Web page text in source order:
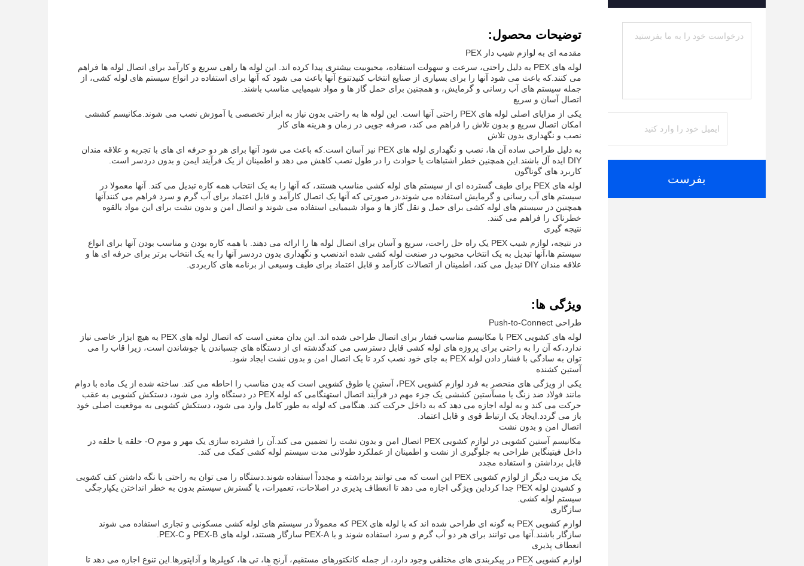
بفرست
توضیحات محصول:
مقدمه ای به لوازم شیب دار PEX
لوله های PEX به دلیل راحتی، سرعت و سهولت استفاده، محبوبیت بیشتری پیدا کرده اند. این لوله ها راهی سریع و کارآمد برای اتصال لوله ها فراهم
می کنند.که باعث می شود آنها را برای بسیاری از صنایع انتخاب کنیدتنوع آنها باعث می شود که آنها برای استفاده در انواع سیستم های لوله کشی، از
جمله سیستم های آب رسانی و گرمایش، و همچنین برای حمل گاز ها و مواد شیمیایی مناسب باشند.
اتصال آسان و سریع
یکی از مزایای اصلی لوله های PEX راحتی آنها است. این لوله ها به راحتی بدون نیاز به ابزار تخصصی یا آموزش نصب می شوند.مکانیسم کششی
امکان اتصال سریع و بدون تلاش را فراهم می کند، صرفه جویی در زمان و هزینه های کار
نصب و نگهداری بدون تلاش
به دلیل طراحی ساده آن ها، نصب و نگهداری لوله های PEX نیز آسان است.که باعث می شود آنها برای هر دو حرفه ای های با تجربه و علاقه مندان
DIY ایده آل باشند.این همچنین خطر اشتباهات یا حوادث را در طول نصب کاهش می دهد و اطمینان از یک فرآیند ایمن و بدون دردسر است.
کاربرد های گوناگون
لوله های PEX برای طیف گسترده ای از سیستم های لوله کشی مناسب هستند، که آنها را به یک انتخاب همه کاره تبدیل می کند. آنها معمولا در
سیستم های آب رسانی و گرمایش استفاده می شوند،در صورتی که آنها یک اتصال کارآمد و قابل اعتماد برای آب گرم و سرد فراهم می کنندآنها
همچنین در سیستم های لوله کشی برای حمل و نقل گاز ها و مواد شیمیایی استفاده می شوند و اتصال امن و بدون نشت برای این مواد بالقوه
خطرناک را فراهم می کنند.
نتیجه گیری
در نتیجه، لوازم شیب PEX یک راه حل راحت، سریع و آسان برای اتصال لوله ها را ارائه می دهند. با همه کاره بودن و مناسب بودن آنها برای انواع
سیستم ها،آنها تبدیل به یک انتخاب محبوب در صنعت لوله کشی شده اندنصب و نگهداری بدون دردسر آنها را به یک انتخاب برتر برای حرفه ای ها و
علاقه مندان DIY تبدیل می کند، اطمینان از اتصالات کارآمد و قابل اعتماد برای طیف وسیعی از برنامه های کاربردی.
ویژگی ها:
طراحی Push-to-Connect
لوله های کشویی PEX با مکانیسم مناسب فشار برای اتصال طراحی شده اند. این بدان معنی است که اتصال لوله های PEX به هیچ ابزار خاصی نیاز
ندارد،که آن را به راحتی برای پروژه های لوله کشی قابل دسترسی می کندگذشته ای از دستگاه های چسباندن یا جوشاندن است، زیرا قاب را می
توان به سادگی با فشار دادن لوله PEX به جای خود نصب کرد تا یک اتصال امن و بدون نشت ایجاد شود.
آستین کشنده
یکی از ویژگی های منحصر به فرد لوازم کشویی PEX، آستین یا طوق کشویی است که بدن مناسب را احاطه می کند. ساخته شده از یک ماده با دوام
مانند فولاد ضد زنگ یا مسآستین کششی یک جزء مهم در فرآیند اتصال استهنگامی که لوله PEX در دستگاه وارد می شود، دستکش کشویی به عقب
حرکت می کند و به لوله اجازه می دهد که به داخل حرکت کند. هنگامی که لوله به طور کامل وارد می شود، دستکش کشویی به موقعیت اصلی خود
باز می گردد.ایجاد یک ارتباط قوی و قابل اعتماد.
اتصال امن و بدون نشت
مکانیسم آستین کشویی در لوازم کشویی PEX اتصال امن و بدون نشت را تضمین می کند.آن را فشرده سازی یک مهر و موم O- حلقه یا حلقه در
داخل فیتینگاین طراحی به جلوگیری از نشت و اطمینان از عملکرد طولانی مدت سیستم لوله کشی کمک می کند.
قابل برداشتن و استفاده مجدد
یک مزیت دیگر از لوازم کشویی PEX این است که می توانند برداشته و مجدداً استفاده شوند.دستگاه را می توان به راحتی با نگه داشتن کف کشویی
و کشیدن لوله PEX جدا کرداین ویژگی اجازه می دهد تا انعطاف پذیری در اصلاحات، تعمیرات، یا گسترش سیستم بدون به خطر انداختن یکپارچگی
سیستم لوله کشی.
سازگاری
لوازم کشویی PEX به گونه ای طراحی شده اند که با لوله های PEX که معمولاً در سیستم های لوله کشی مسکونی و تجاری استفاده می شوند
سازگار باشند.آنها می توانند برای هر دو آب گرم و سرد استفاده شوند و با PEX-A سازگار هستند، لوله های PEX-B و PEX-C.
انعطاف پذیری
لوازم کشویی PEX در پیکربندی های مختلفی وجود دارد، از جمله کانکتورهای مستقیم، آرنج ها، تی ها، کوپلرها و آداپتورها.این تنوع اجازه می دهد تا